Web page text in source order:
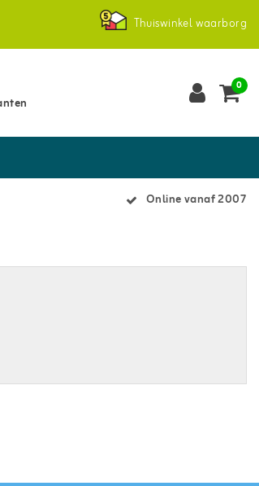
Thuiswinkel waarborg
0
Online vanaf 2007